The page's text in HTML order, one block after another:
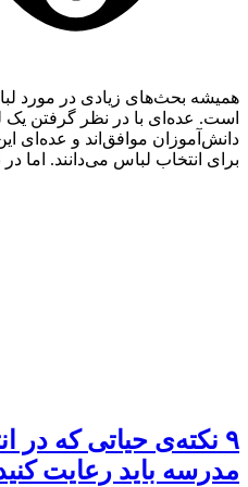
همیشه بحث‌های زیادی در مورد
است. عده‌ای با در نظر گرفتن یک
دانش‌آموزان موافق‌اند و عده‌ای
برای انتخاب لباس می‌دانند.
۹ نکته‌ی حیاتی که در
مدرسه باید رعایت